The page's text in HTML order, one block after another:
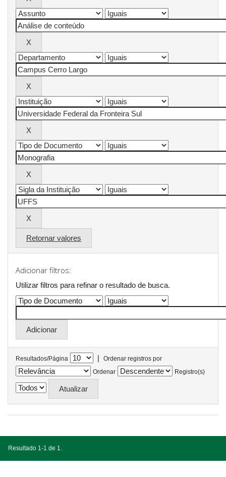
Retornar valores
Adicionar filtros:
Utilizar filtros para refinar o resultado de busca.
Resultados/Página |
Ordenar registros por
Ordenar
Registro(s)
Resultado 1-1 de 1.